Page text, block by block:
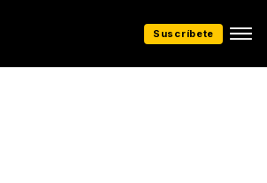
Suscríbete